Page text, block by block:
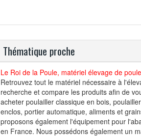
Thématique proche
Le Roi de la Poule, matériel élevage de
Retrouvez tout le matériel nécessaire à
recherche et compare les produits afin de
acheter poulailler classique en bois,
enclos, portier automatique, aliments et
proposons également l'équipement pour
en France. Nous possédons également un